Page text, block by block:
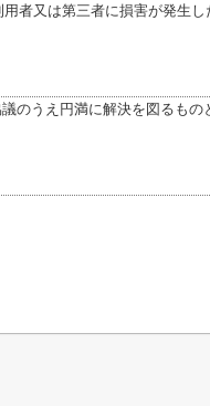
者又は第三者に損害が発生し
のうえ円満に解決を図るもの